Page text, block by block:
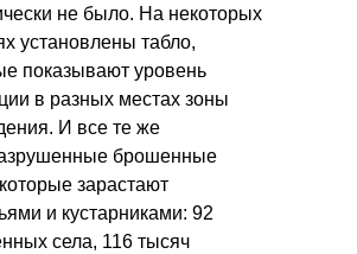
не было. На некоторых
установлены табло,
показывают уровень
в разных местах зоны
И все те же
брошенные
зарастают
и кустарниками: 92
села, 116 тысяч